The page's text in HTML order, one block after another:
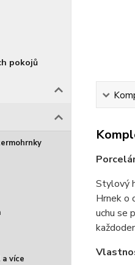
pokojů
více
Stylový
Hrnek o
uchu se